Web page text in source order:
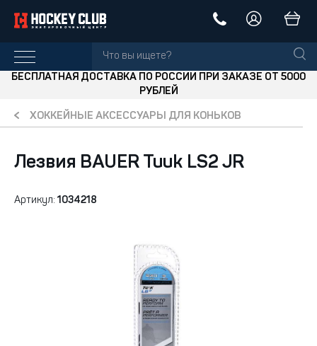
БЕСПЛАТНАЯ ДОСТАВКА ПО РОССИИ ПРИ ЗАКАЗЕ ОТ 5000
РУБЛЕЙ
ХОККЕЙНЫЕ АКСЕССУАРЫ ДЛЯ КОНЬКОВ
Лезвия BAUER Tuuk LS2 JR
Артикул: 1034218